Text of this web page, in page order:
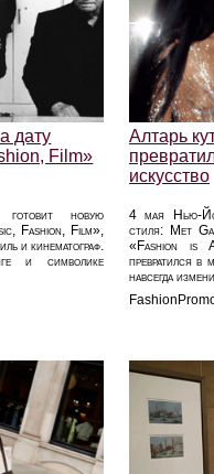
дату
Film»
новую
Fashion, Film»,
и кинематограф.
и символике
Алтарь
искусство
4 мая Нью-
стиля: Met
«Fashion is
превратился в
навсегда